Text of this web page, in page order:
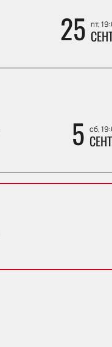
25 пт,
5 сб,
СЕНТ